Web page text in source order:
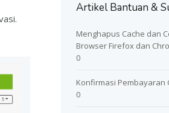
Artikel Bantuan &
Menghapus Cache dan
Browser Firefox dan
0
Konfirmasi Pembayaran
0